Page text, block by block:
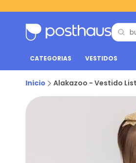
CATEGORIAS VESTIDOS
Inicio Alakazoo - Vestido